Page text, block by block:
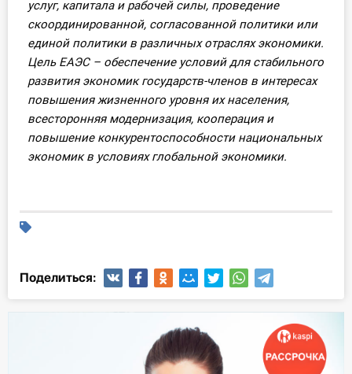
услуг, капитала и рабочей силы, проведение
скоординированной, согласованной политики или
единой политики в различных отраслях экономики.
Цель ЕАЭС – обеспечение условий для стабильного
развития экономик государств-членов в интересах
повышения жизненного уровня их населения,
всесторонняя модернизация, кооперация и
повышение конкурентоспособности национальных
экономик в условиях глобальной экономики.
Поделиться: